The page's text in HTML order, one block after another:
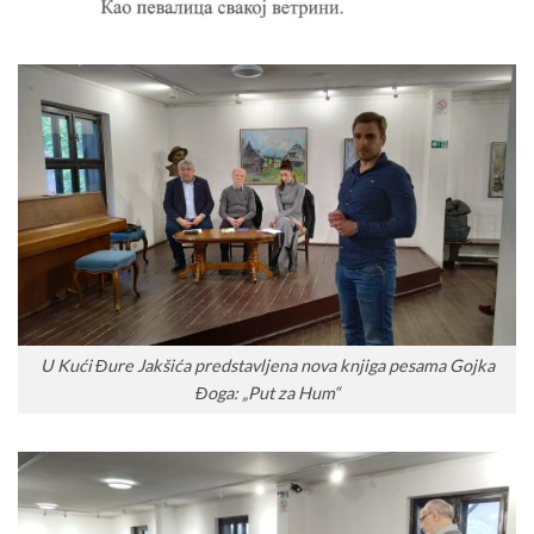
U Kući Đure Jakšića predstavljena nova knjiga pesama Gojka
Đoga: „Put za Hum“